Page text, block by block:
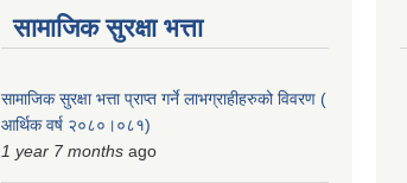
सामाजिक सुरक्षा भत्ता
सामाजिक सुरक्षा भत्ता प्राप्त गर्ने लाभग्राहीहरुको विवरण (
आर्थिक वर्ष २०८०।०८१)
1 year 7 months ago